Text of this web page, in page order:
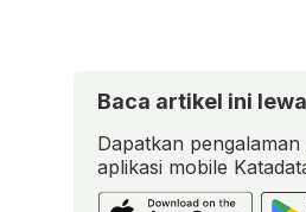
Baca artikel ini
Dapatkan
aplikasi mobile